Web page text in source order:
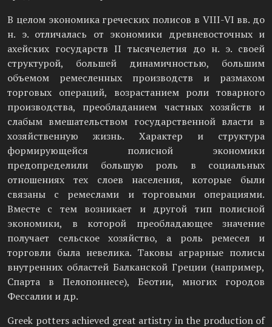
В целом экономика греческих полисов в VIII-VI вв. до
н. э. отличалась от экономики древневосточных и
ахейских государств II тысячелетия до н. э. своей
структурой, большей динамичностью, большим
объемом ремесленных производств и размахом
торговых операций, возрастанием роли товарного
производства, преобладанием частных хозяйств и
слабым вмешательством государственной власти в
хозяйственную жизнь. Характер и структура
формирующейся полисной экономики
предопределили большую роль в социальных
отношениях тех слоев населения, которые были
связаны с ремеслами и торговыми операциями.
Вместе с тем возникает и другой тип полисной
экономики, в которой преобладающее значение
получает сельское хозяйство, а роль ремесел и
торговли была невелика. Таковы аграрные полисы
внутренних областей Балканской Греции (например,
Спарта в Пелопоннесе), Беотии, многих городов
Фессалии и др.
Greek potters achieved great artistry in the production of